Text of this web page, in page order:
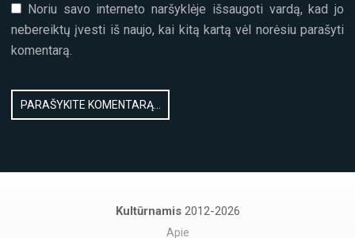
Noriu savo interneto naršyklėje išsaugoti vardą, kad jo
nebereiktų įvesti iš naujo, kai kitą kartą vėl norėsiu parašyti
komentarą.
Kultūrnamis 2012-2026
Apie